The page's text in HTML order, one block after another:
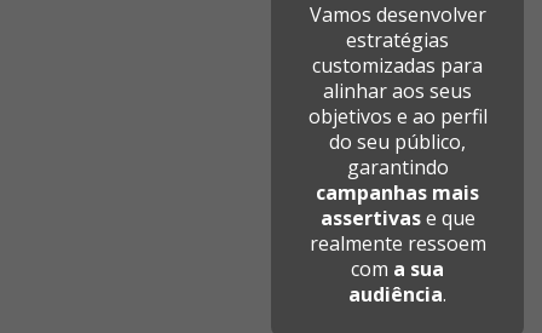
Vamos desenvolver
estratégias
customizadas para
alinhar aos seus
objetivos e ao perfil
do seu público,
garantindo
campanhas mais
assertivase que
realmente ressoem
com a sua
audiência.